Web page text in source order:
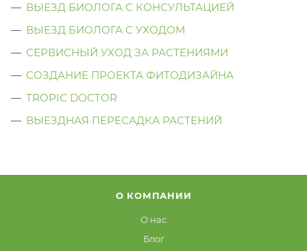
ВЫЕЗД БИОЛОГА С КОНСУЛЬТАЦИЕЙ
ВЫЕЗД БИОЛОГА C УХОДОМ
СЕРВИСНЫЙ УХОД ЗА РАСТЕНИЯМИ
СОЗДАНИЕ ПРОЕКТА ФИТОДИЗАЙНА
TROPIC DOCTOR
ВЫЕЗДНАЯ ПЕРЕСАДКА РАСТЕНИЙ
О КОМПАНИИ
О нас
Блог